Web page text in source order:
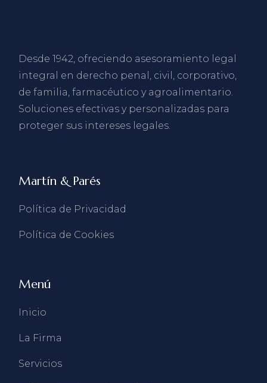
Desde 1942, ofreciendo asesoramiento legal
integral en derecho penal, civil, corporativo,
de familia, farmacéutico y agroalimentario.
Soluciones efectivas y personalizadas para
proteger sus intereses legales.
Martín & Parés
Política de Privacidad
Política de Cookies
Menú
Inicio
La Firma
Servicios